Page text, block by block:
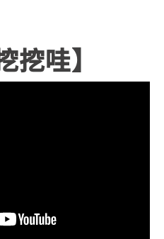
挖哇】